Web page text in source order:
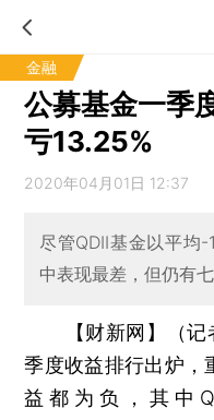
金融
公募基金一季
亏13.25%
2020年04月01日 12:37
尽管QDII基金以平均
中表现最差，但仍有
【财新网】（
季度收益排行出炉，
益都为负，其中